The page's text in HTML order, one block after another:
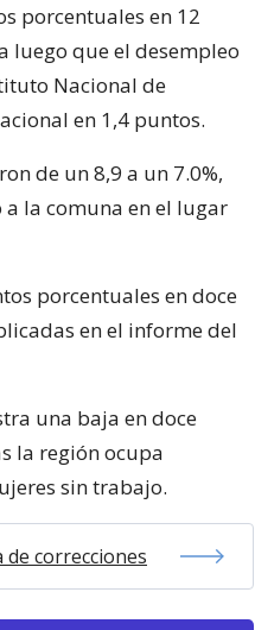
porcentuales en 12
luego que el desempleo
Nacional de
en 1,4 puntos.
de un 8,9 a un 7.0%,
la comuna en el lugar
porcentuales en doce
en el informe del
una baja en doce
la región ocupa
sin trabajo.
correcciones